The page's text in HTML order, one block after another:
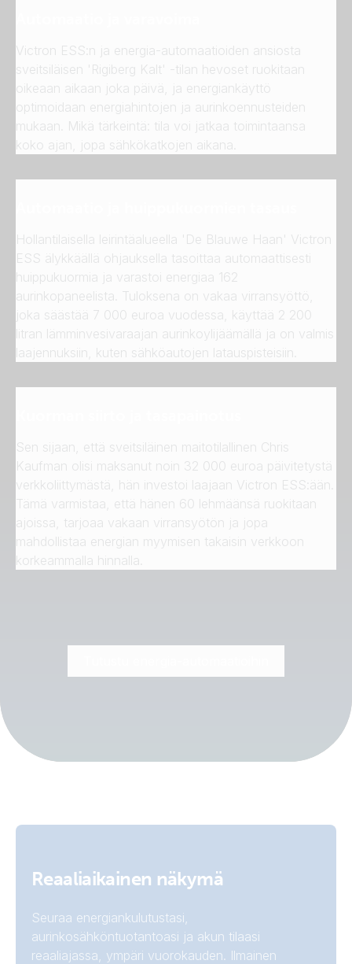
Victron ESS:n ja energia-automaatioiden ansiosta
sveitsiläisen 'Rigiberg Kalt' -tilan hevoset ruokitaan
oikeaan aikaan joka päivä, ja energiankäyttö
optimoidaan energiahintojen ja aurinkoennusteiden
mukaan. Mikä tärkeintä: tila voi jatkaa toimintaansa
koko ajan, jopa sähkökatkojen aikana.
Hollantilaisella leirintäalueella 'De Blauwe Haan' Victron
ESS älykkäällä ohjauksella tasoittaa automaattisesti
huippukuormia ja varastoi energiaa 162
aurinkopaneelista. Tuloksena on vakaa virransyöttö,
joka säästää 7 000 euroa vuodessa, käyttää 2 200
litran lämminvesivaraajan aurinkoylijäämällä ja on valmis
laajennuksiin, kuten sähköautojen latauspisteisiin.
Sen sijaan, että sveitsiläinen maitotilallinen Chris
Kaufman olisi maksanut noin 32 000 euroa päivitetystä
verkkoliittymästä, hän investoi laajaan Victron ESS:ään.
Tämä varmistaa, että hänen 60 lehmäänsä ruokitaan
ajoissa, tarjoaa vakaan virransyötön ja jopa
mahdollistaa energian myymisen takaisin verkkoon
korkeammalla hinnalla.
Reaaliaikainen näkymä
Seuraa energiankulutustasi,
aurinkosähköntuotantoasi ja akun tilaasi
reaaliajassa, ympäri vuorokauden. Ilmainen